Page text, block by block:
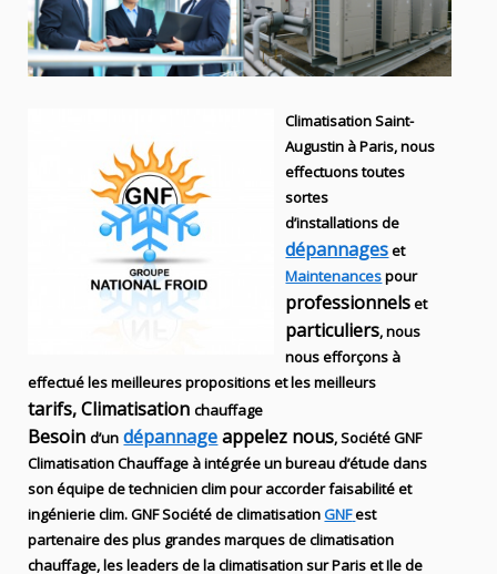
Climatisation Saint-
Augustin à Paris, nous
effectuons toutes
sortes
d’installationsde
dépannageset
Maintenancespour
professionnelset
particuliers, nous
nous efforçons à
effectué les meilleures propositions et les meilleurs
tarifs, Climatisationchauffage
Besoind’un dépannageappelez nous, SociétéGNF
Climatisation Chauffage à intégrée un bureau d’étude dans
son équipe de technicienclimpour accorder faisabilité et
ingénierieclim.GNFSociété de climatisationGNFest
partenaire des plus grandes marques declimatisation
chauffage, les leadersde laclimatisation sur Paris et Ile de